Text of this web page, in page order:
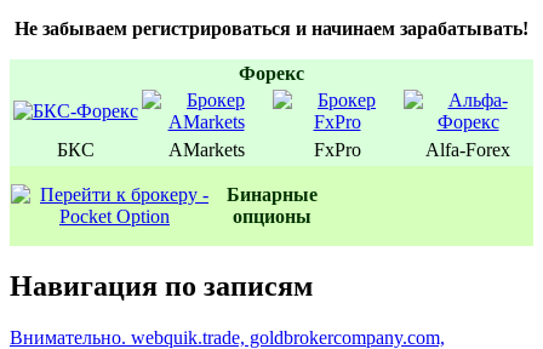
Не забываем регистрироваться и начинаем зарабатывать!
Форекс
БКС AMarkets FxPro Alfa-Forex
Бинаpные
oпционы
Навигация по записям
Внимательно. webquik.trade, goldbrokercompany.com,